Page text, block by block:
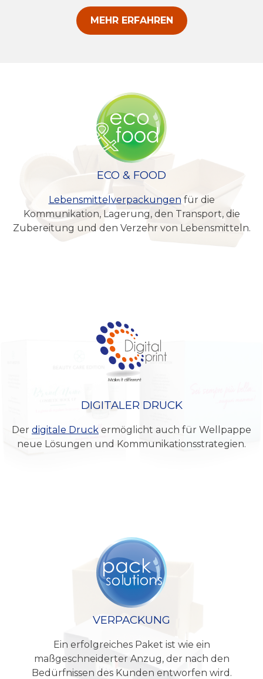
MEHR ERFAHREN
ECO & FOOD
Lebensmittelverpackungen für die
Kommunikation, Lagerung, den Transport, die
Zubereitung und den Verzehr von Lebensmitteln.
DIGITALER DRUCK
Der digitale Druck ermöglicht auch für Wellpappe
neue Lösungen und Kommunikationsstrategien.
VERPACKUNG
Ein erfolgreiches Paket ist wie ein
maßgeschneiderter Anzug, der nach den
Bedürfnissen des Kunden entworfen wird.